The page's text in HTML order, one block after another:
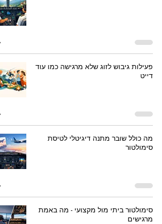
פעילות גיבוש לזוג שלא מרגישה כמו עוד
דייט
מה כולל שובר מתנה דיגיטלי לטיסת
סימולטור
סימולטור ביתי מול מקצועי - מה באמת
מרגישים